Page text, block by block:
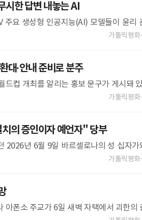
한 답변 내놓는 AI
주요 생성형 인공지능(AI) 모델들이 윤리
한다는 연구 결과가 나왔다. 또 특정 종
가톨릭평화
대·안내 준비로 분주
드컵 개최를 알리는 홍보 문구가 게시돼
가톨릭평화
의 증인이자 예언자" 당부
2026년 6월 9일 바르셀로나의 성 십자가
에게 인사하고 있다. OSV 레오 14세 교
가톨릭평화
아폰소 주교가 6일 새벽 자택에서 괴한의